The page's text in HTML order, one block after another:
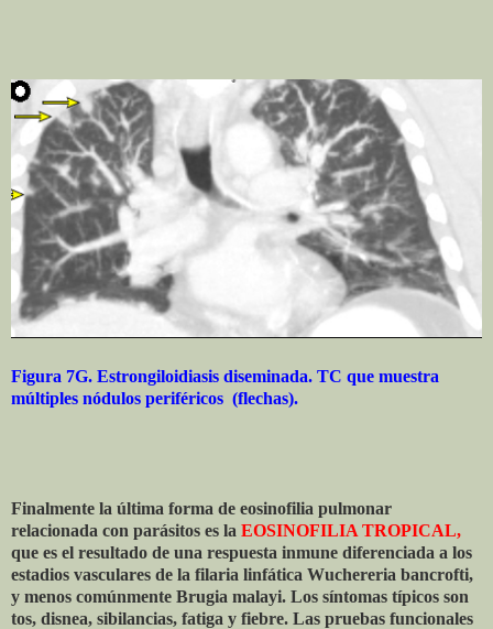
Figura 7G. Estrongiloidiasis diseminada. TC que muestra
múltiples nódulos periféricos (flechas).
Finalmente la última forma de eosinofilia pulmonar
relacionada con parásitos es la EOSINOFILIA TROPICAL,
que es el resultado de una respuesta inmune diferenciada a los
estadios vasculares de la filaria linfática Wuchereria bancrofti,
y menos comúnmente Brugia malayi. Los síntomas típicos son
tos, disnea, sibilancias, fatiga y fiebre. Las pruebas funcionales